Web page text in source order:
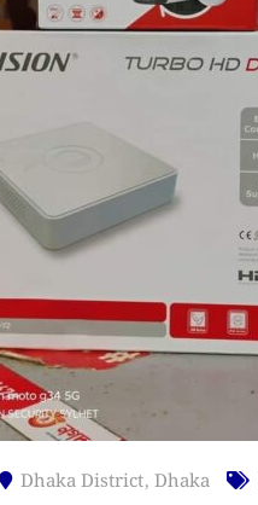
Dhaka District, Dhaka